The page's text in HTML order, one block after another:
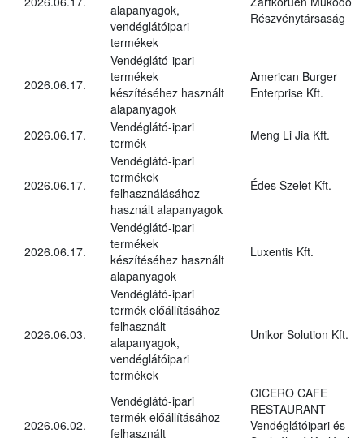
alapanyagok,
vendéglátóipari
termékek
Részvénytársaság
2026.06.17.
Vendéglátó-ipari
termékek
készítéséhez használt
alapanyagok
American Burger
Enterprise Kft.
2026.06.17.
Vendéglátó-ipari
termék
Meng Li Jia Kft.
2026.06.17.
Vendéglátó-ipari
termékek
felhasználásához
használt alapanyagok
Édes Szelet Kft.
2026.06.17.
Vendéglátó-ipari
termékek
készítéséhez használt
alapanyagok
Luxentis Kft.
2026.06.03.
Vendéglátó-ipari
termék előállításához
felhasznált
alapanyagok,
vendéglátóipari
termékek
Unikor Solution Kft.
2026.06.02.
Vendéglátó-ipari
termék előállításához
felhasznált
CICERO CAFE
RESTAURANT
Vendéglátóipari és